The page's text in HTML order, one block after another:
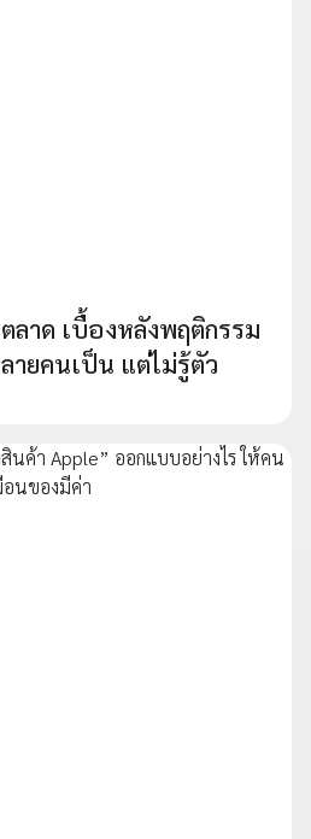
ลาด เบื้องหลังพฤติกรรม
ายคนเป็น แต่ไม่รู้ตัว